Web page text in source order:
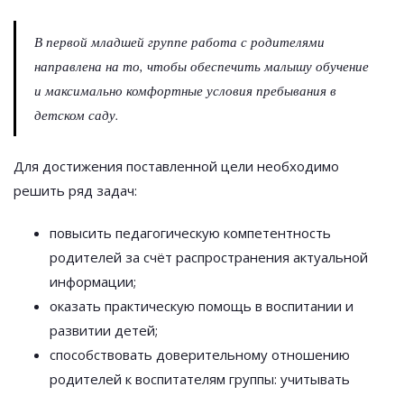
В первой младшей группе работа с родителями
направлена на то, чтобы обеспечить малышу обучение
и максимально комфортные условия пребывания в
детском саду.
Для достижения поставленной цели необходимо
решить ряд задач:
повысить педагогическую компетентность
родителей за счёт распространения актуальной
информации;
оказать практическую помощь в воспитании и
развитии детей;
способствовать доверительному отношению
родителей к воспитателям группы: учитывать